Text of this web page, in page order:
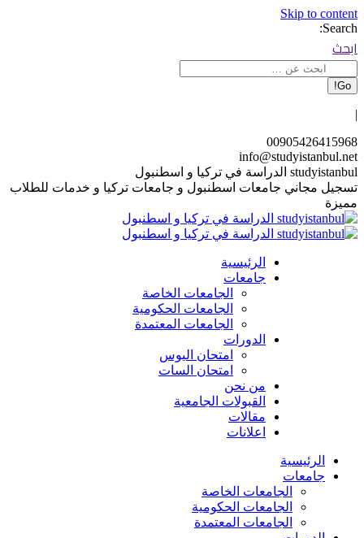
Skip to content
Search:
ابحث
|
00905426415968
info@studyistanbul.net
studyistanbul الدراسة في تركيا و اسطنبول
تسجيل مجاني جامعات اسطنبول و جامعات تركيا و خدمات للطلاب
مميزة
الرئيسية
جامعات
الجامعات الخاصة
الجامعات الحكومية
الجامعات المعتمدة
الدورات
امتحان اليوس
امتحان السات
من نحن
القبولات الجامعية
مقالات
اعلانات
الرئيسية
جامعات
الجامعات الخاصة
الجامعات الحكومية
الجامعات المعتمدة